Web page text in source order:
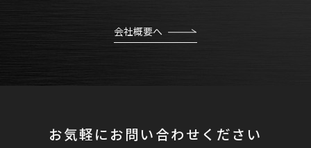
会社概要へ
お気軽にお問い合わせください